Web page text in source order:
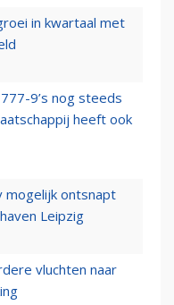
in kwartaal met
9’s nog steeds
heeft ook
mogelijk ontsnapt
Leipzig
vluchten naar